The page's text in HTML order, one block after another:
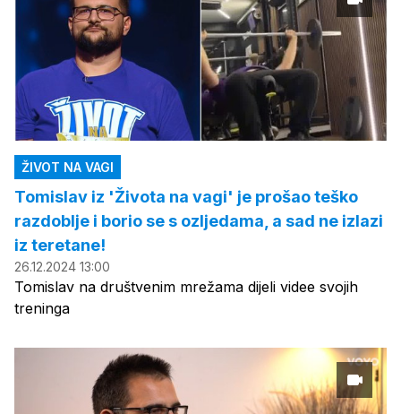
ŽIVOT NA VAGI
Tomislav iz 'Života na vagi' je prošao teško
razdoblje i borio se s ozljedama, a sad ne izlazi
iz teretane!
26.12.2024 13:00
Tomislav na društvenim mrežama dijeli videe svojih
treninga